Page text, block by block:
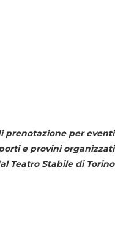
prenotazione per eventi
e provini organizzati
Teatro Stabile di Torino